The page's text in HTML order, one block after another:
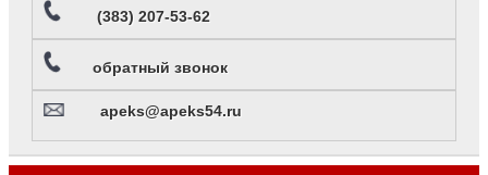
(383) 207-53-62
обратный звонок
apeks@apeks54.ru